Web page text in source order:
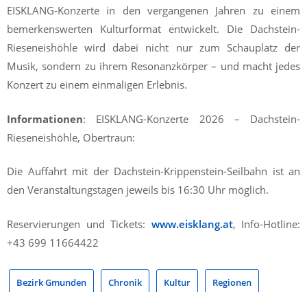
EISKLANG-Konzerte in den vergangenen Jahren zu einem
bemerkenswerten Kulturformat entwickelt. Die Dachstein-
Rieseneishöhle wird dabei nicht nur zum Schauplatz der
Musik, sondern zu ihrem Resonanzkörper – und macht jedes
Konzert zu einem einmaligen Erlebnis.
Informationen: EISKLANG-Konzerte 2026 – Dachstein-
Rieseneishöhle, Obertraun:
Die Auffahrt mit der Dachstein-Krippenstein-Seilbahn ist an
den Veranstaltungstagen jeweils bis 16:30 Uhr möglich.
Reservierungen und Tickets: www.eisklang.at, Info-Hotline:
+43 699 11664422
Bezirk Gmunden Chronik Kultur Regionen